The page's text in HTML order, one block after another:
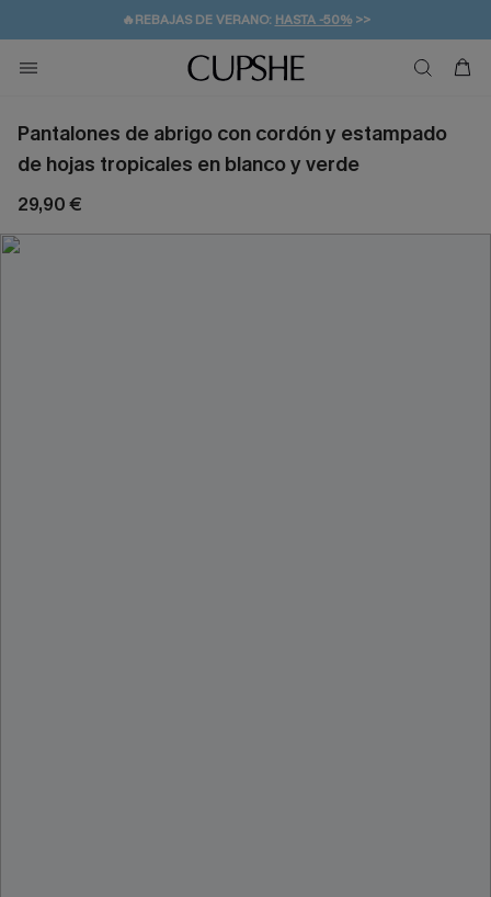
👒PROMOCIÓN DE VERANO:-10% EN 2 VESTIDOS
💌¡SUSCRIBIRSE & GANAR -10% EXTRA!
🚚ENVÍO GRATUITO A PARTIR DE 49 € >>
Pantalones de abrigo con cordón y estampado
de hojas tropicales en blanco y verde
29,90 €